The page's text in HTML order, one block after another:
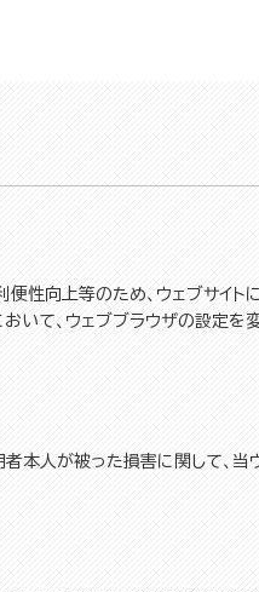
性向上等のため、ウェブサイ
いて、ウェブブラウザの設定
人が被った損害に関して、当